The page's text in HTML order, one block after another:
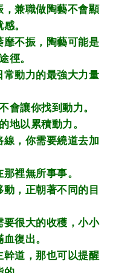
兼職做陶藝不會顯
。
不振，陶藝可能是
徑。
動力的最強大力量
會讓你找到動力。
地以累積動力。
，你需要繞道去加
裡無所事事。
，正朝著不同的目
要很大的收穫，小小
復出。
道，那也可以提醒